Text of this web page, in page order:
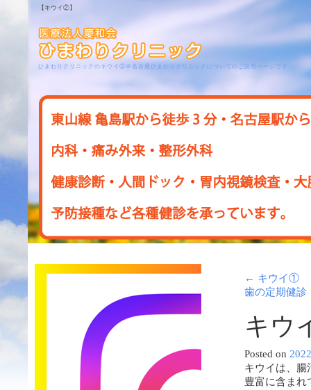
【キウイ②】
ひまわりクリニックのキウイ②＠名古屋ひまわりクリニックについてのご説明ページです
← キウイ①
歯の定期健診
キウ
Posted on
キウイは、腸
豊富に含まれ